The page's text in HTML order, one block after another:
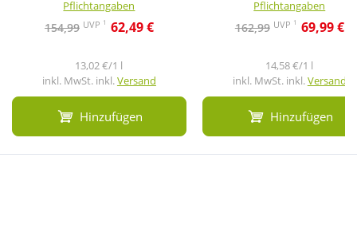
Pflichtangaben
154,99 UVP 1 62,49 €
13,02 €/1 l
inkl. MwSt. inkl.Versand
Hinzufügen
Pflichtangaben
162,99 UVP 1 69,99 €
14,58 €/1 l
inkl. MwSt. inkl.Versand
Hinzufügen